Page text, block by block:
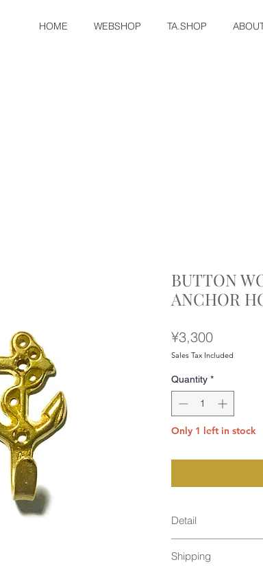
HOME WEBSHOP TA.SHOP
BUTTON
ANCHOR
¥3,300Price
Sales Tax Included
Quantity *
Only 1 left in stock
Detail
size : 55mm, ビス
Shipping